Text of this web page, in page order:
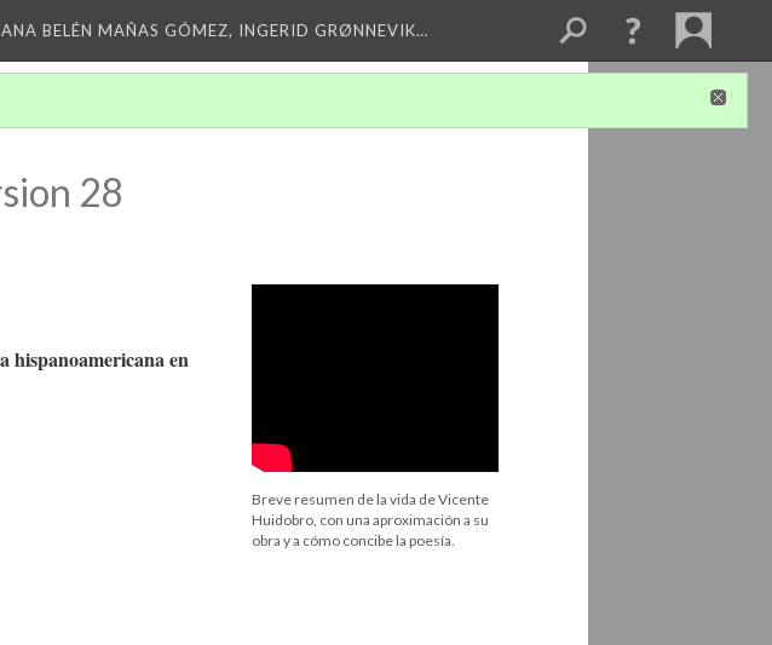
BELÉN MAÑAS GÓMEZ, INGERID GRØNNEVIK…
28
Breve resumen de la vida de Vicente
Huidobro, con una aproximación a su
obra y a cómo concibe la poesía.
hispanoamericana en